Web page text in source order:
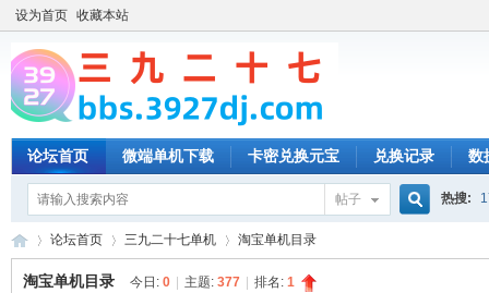
设为首页 收藏本站
论坛首页 微端单机下载 卡密兑换元宝 兑换记录 数
帖子 热搜:
论坛首页 三九二十七单机 淘宝单机目录
淘宝单机目录 今日: 0 主题: 377 排名: 1